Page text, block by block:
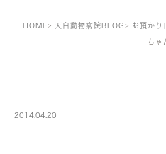
HOME 天白動物病院BLOG お預かり
ちゃ
2014.04.20